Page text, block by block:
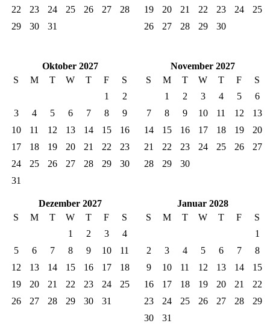
22
23 24 25 26 27
28
29
30 31
19
20 21 22 23 24
25
26
27 28 29 30
Oktober 2027
S
M T W T F
S
1
2
3
4 5 6 7 8
9
10
11 12 13 14 15
16
17
18 19 20 21 22
23
24
25 26 27 28 29
30
31
November 2027
S
M T W T F
S
1
2 3 4 5
6
7
8 9 10 11 12
13
14
15 16 17 18 19
20
21
22 23 24 25 26
27
28
29 30
Dezember 2027
S
M T W T F
S
1
2 3
4
5
6 7 8 9 10
11
12
13 14 15 16 17
18
19
20 21 22 23 24
25
26
27 28 29 30 31
Januar 2028
S
M T W T F
S
1
2
3 4 5 6 7
8
9
10 11 12 13 14
15
16
17 18 19 20 21
22
23
24 25 26 27 28
29
30
31